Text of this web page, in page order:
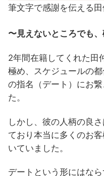
筆文字で感謝を伝える
〜見えないところでも
2年間在籍してくれた田
極め、スケジュールの
の指名（デート）にお
た。
しかし、彼の人柄の良
ており本当に多くのお
いていました。
デートという形にはな